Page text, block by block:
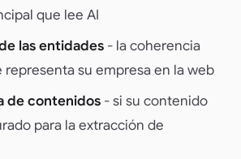
que lee AI
las entidades - la coherencia
representa su empresa en la web
de contenidos - si su contenido
para la extracción de